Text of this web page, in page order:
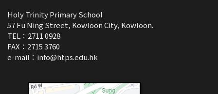
Holy Trinity Primary School
57 Fu Ning Street, Kowloon City, Kowloon.
TEL：2711 0928
FAX：2715 3760
e-mail： info@htps.edu.hk